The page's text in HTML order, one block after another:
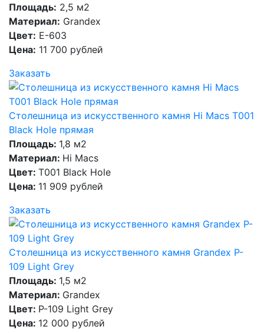
Площадь: 2,5 м2
Материал: Grandex
Цвет: E-603
Цена: 11 700 рублей
Заказать
Столешница из искусственного камня Hi Macs T001
Black Hole прямая
Площадь: 1,8 м2
Материал: Hi Macs
Цвет: T001 Black Hole
Цена: 11 909 рублей
Заказать
Столешница из искусственного камня Grandex P-
109 Light Grey
Площадь: 1,5 м2
Материал: Grandex
Цвет: P-109 Light Grey
Цена: 12 000 рублей